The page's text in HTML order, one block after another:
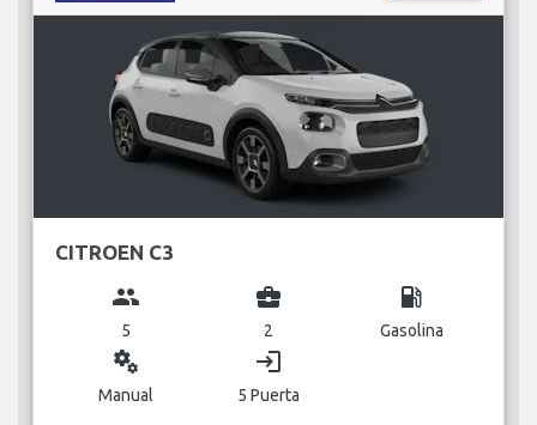
CITROEN C3
group
5
business_center
2
local_gas_station
Gasolina
miscellaneous_services
Manual
login
5 Puerta